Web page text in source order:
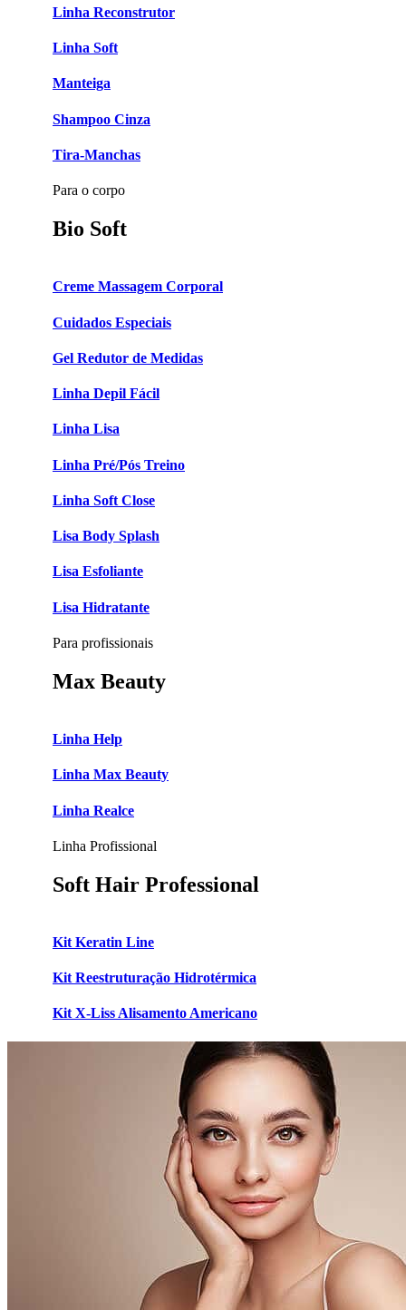
Linha Reconstrutor
Linha Soft
Manteiga
Shampoo Cinza
Tira-Manchas
Para o corpo
Bio Soft
Creme Massagem Corporal
Cuidados Especiais
Gel Redutor de Medidas
Linha Depil Fácil
Linha Lisa
Linha Pré/Pós Treino
Linha Soft Close
Lisa Body Splash
Lisa Esfoliante
Lisa Hidratante
Para profissionais
Max Beauty
Linha Help
Linha Max Beauty
Linha Realce
Linha Profissional
Soft Hair Professional
Kit Keratin Line
Kit Reestruturação Hidrotérmica
Kit X-Liss Alisamento Americano